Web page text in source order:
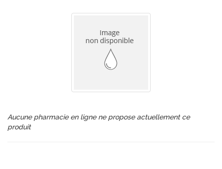
Aucune pharmacie en ligne ne propose actuellement ce
produit